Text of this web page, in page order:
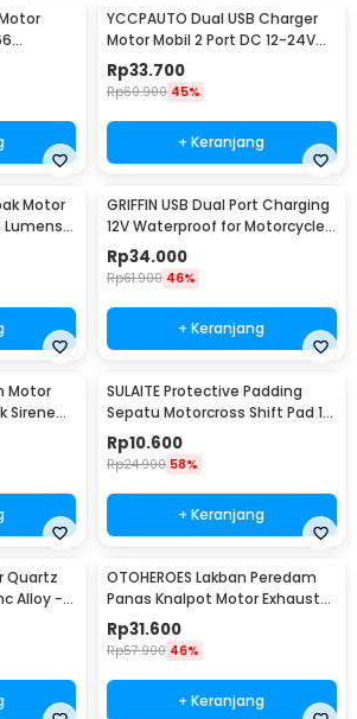
YCCPAUTO Dual USB Charger
Motor Mobil 2 Port DC 12-24V
3.1A 1 PCS - CJ-L040
Rp33.700
Rp60.900 45%
+ Keranjang
Motor
Lumens
GRIFFIN USB Dual Port Charging
12V Waterproof for Motorcycle
- QC2
Rp34.000
Rp61.900 46%
+ Keranjang
Motor
Sirene
SULAITE Protective Padding
Sepatu Motorcross Shift Pad 1
PCS - GT-106
Rp10.600
Rp24.900 58%
+ Keranjang
Quartz
Alloy -
OTOHEROES Lakban Peredam
Panas Knalpot Motor Exhaust
Wrap 50mm 10M - MP-001
Rp31.600
Rp57.900 46%
+ Keranjang